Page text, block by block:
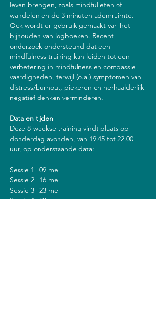
leven brengen, zoals mindful eten of
wandelen en de 3 minuten ademruimte.
Ook wordt er gebruik gemaakt van het
bijhouden van logboeken. Recent
onderzoek ondersteund dat een
mindfulness training kan leiden tot een
verbetering in mindfulness en compassie
vaardigheden, terwijl (o.a.) symptomen van
distress/burnout, piekeren en herhaalderlijk
negatief denken verminderen.
Data en tijden
Deze 8-weekse training vindt plaats op
donderdag avonden, van 19.45 tot 22.00
uur, op onderstaande data:
Sessie 1 | 09 mei
Sessie 2 | 16 mei
Sessie 3 | 23 mei
Sessie 4 | 30 mei